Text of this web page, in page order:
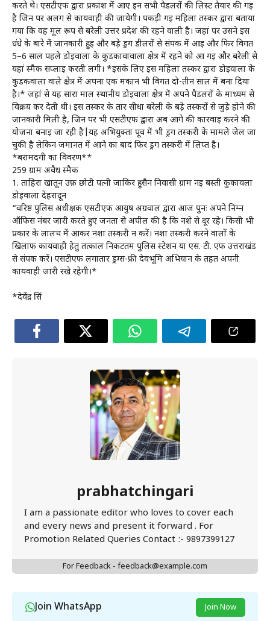
करते थे। एसटीएफ द्वारा प्रकाश में आए इन सभी पैडलरों की लिस्ट तैयार की गई
है जिन पर अलग से कार्यवाही की जायेगी। पकड़ी गई महिला तस्कर द्वारा बताया
गया कि वह मूल रूप से बरेली उत्तर प्रदेश की रहने वाली है। जहां पर उसने इस
धंधे के बारे में जानकारी हुई और बड़े ड्रग डीलरों से संपर्क में आई और फिर विगत
5–6 साल पहले डोईवाला के कुडकावावाला क्षेत्र में रहने को आ गई और बरेली से
यहां स्मैक सप्लाई करती लगी। *इसके लिए इस महिला तस्कर द्वारा डोईवाला के
कुडकवाला वाले क्षेत्र में अपना एक मकान भी विगत दो-तीन साल में बना दिया
है।* जहां से यह सारा माल स्थानीय डोईवाला क्षेत्र में अपने पैडलरों के माध्यम से
विक्रय कर देती थी। इस तस्कर के तार सीधा बरेली के बड़े तस्करों से जुड़े होने की
जानकारी मिली है, जिन पर भी एसटीएफ द्वारा अब आगे की कार्रवाई करने की
योजना बनाई जा रही है|यह अभियुक्ता पूर्व में भी ड्रग तस्करी के मामले जेल जा
चुकी है लेकिन जमानत में आने का बाद फिर ड्रग तस्करी में लिप्त है।
*बरामदगी का विवरण**
259 ग्राम अवैध स्मैक
1. ताहिरा खातून उर्फ़ छोटी पत्नी जाकिर हुसैन निवासी ग्राम नई बस्ती कुकावला
डोईवाला देहरादून
“वरिष्ठ पुलिस अधीक्षक एसटीएफ आयुष अग्रवाल द्वारा आज पुनः अपने निम्न
ऑफिस नंबर जारी करते हुए जनता से अपील की है कि नशे से दूर रहे। किसी भी
प्रकार के लालच में आकर नशा तस्करी न करें। नशा तस्करी करने वालों के
खिलाफ कार्यवाही हेतु तत्काल निकटतम पुलिस स्टेशन या एस. टी. एफ उत्तराखंड
से संपर्क करें। एसटीएफ लगातार ड्रग्स-फ्री देवभूमि अभियान के तहत अपनी
कार्यवाही जारी रखे रहेगी।*
*देवेंद्र सिं
prabhatchingari
I am a passionate editor who loves to cover each
and every news and present it forward . For
Promotion Related Queries Contact :- 9897399127
For Feedback - feedback@example.com
Join WhatsApp Join Now